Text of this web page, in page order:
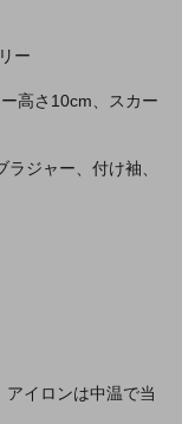
ー
高さ10cm、スカー
ジャー、付け袖、
アイロンは中温で当